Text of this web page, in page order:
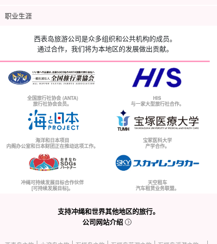
职业生涯
西表岛旅游公司是众多组织和公共机构的成员。
通过合作，我们将为本地区的发展做出贡献。
全国旅行社协会 (ANTA)
旅行社协会会员。
HIS
与一家大型旅行社合作。
海洋和日本项目
内阁办公室和日本财团正在推动这项工作。
宝冢医科大学
产学合作。
冲绳可持续发展目标合作伙伴
[可持续发展目标]。
天空租车
汽车租赁业务联盟。
支持冲绳和世界其他地区的旅行。
公司网站介绍